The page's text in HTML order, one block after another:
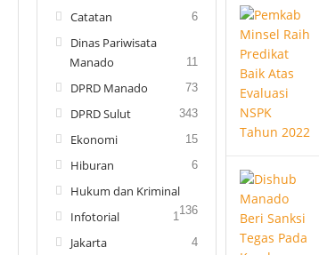
Catatan 6
Dinas Pariwisata
Manado
11
DPRD Manado 73
DPRD Sulut 343
Ekonomi 15
Hiburan 6
Hukum dan Kriminal
136
Infotorial 1
Jakarta 4